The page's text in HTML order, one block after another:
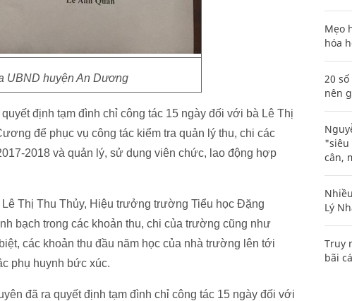
UBND huyện An Dương
định tạm đình chỉ công tác 15 ngày đối với bà Lê Thị
để phục vụ công tác kiểm tra quản lý thu, chi các
2018 và quản lý, sử dụng viên chức, lao động hợp
Thị Thu Thủy, Hiệu trưởng trường Tiểu học Đặng
bạch trong các khoản thu, chi của trường cũng như
các khoản thu đầu năm học của nhà trường lên tới
phụ huynh bức xúc.
đã ra quyết định tạm đình chỉ công tác 15 ngày đối với
Mẹo
hóa
20
nên
"siêu
cân,
Lý
Truy
bãi